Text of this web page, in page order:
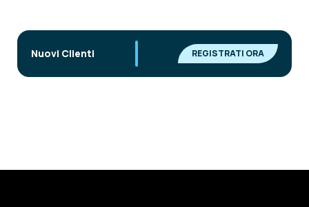
Nuovi Clienti REGISTRATI ORA